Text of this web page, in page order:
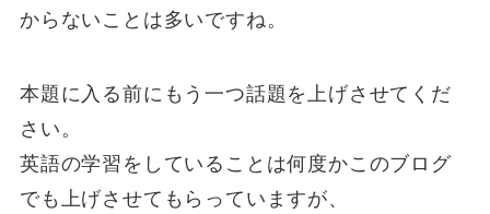
からないことは多いですね。
本題に入る前にもう一つ話題を上げさせてくだ
さい。
英語の学習をしていることは何度かこのブログ
でも上げさせてもらっていますが、